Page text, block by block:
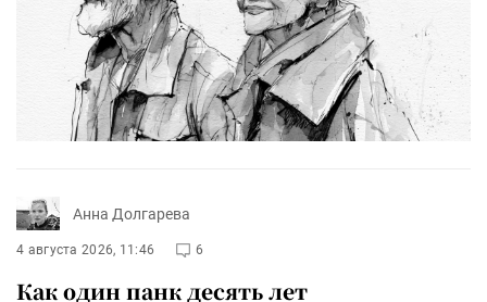
Анна Долгарева
4 августа 2026, 11:46 6
Как один панк десять лет